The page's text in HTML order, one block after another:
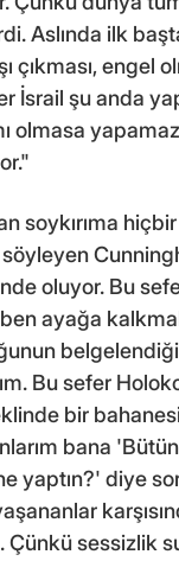
Aslında ilk
çıkması, engel
İsrail şu anda
olmasa
soykırıma
söyleyen
oluyor. Bu
ayağa
Bu sefer
bir
bana
yaptın?' diye
sessizlik